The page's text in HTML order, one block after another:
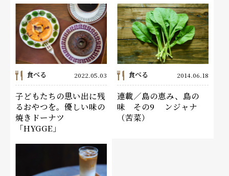
食べる 2022.05.03
子どもたちの思い出に残
るおやつを。優しい味の
焼きドーナツ
「HYGGE」
食べる 2014.06.18
連載／島の恵み、島の
味 その9 ンジャナ
（苦菜）